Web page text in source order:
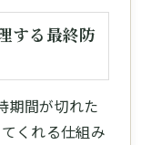
する最終防
期間が切れた
くれる仕組み